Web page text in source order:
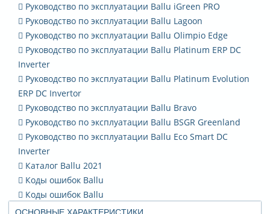
Руководство по эксплуатации Ballu iGreen PRO
Руководство по эксплуатации Ballu Lagoon
Руководство по эксплуатации Ballu Olimpio Edge
Руководство по эксплуатации Ballu Platinum ERP DC
Inverter
Руководство по эксплуатации Ballu Platinum Evolution
ERP DC Invertor
Руководство по эксплуатации Ballu Bravo
Руководство по эксплуатации Ballu BSGR Greenland
Руководство по эксплуатации Ballu Eco Smart DC
Inverter
Каталог Ballu 2021
Коды ошибок Ballu
Коды ошибок Ballu